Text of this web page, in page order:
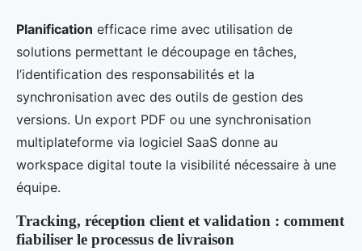
Planification efficace rime avec utilisation de
solutions permettant le découpage en tâches,
l’identification des responsabilités et la
synchronisation avec des outils de gestion des
versions. Un export PDF ou une synchronisation
multiplateforme via logiciel SaaS donne au
workspace digital toute la visibilité nécessaire à une
équipe.
Tracking, réception client et validation : comment
fiabiliser le processus de livraison